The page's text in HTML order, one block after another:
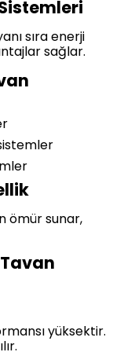
sıra enerji
sağlar.
ömür sunar,
yüksektir.